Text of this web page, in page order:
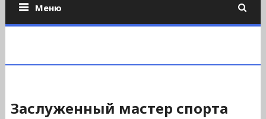
Меню
Заслуженный мастер спорта